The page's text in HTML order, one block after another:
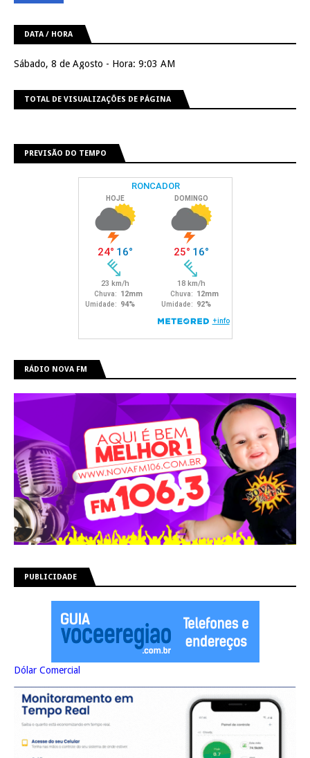
DATA / HORA
Sábado, 8 de Agosto - Hora: 9:03 AM
TOTAL DE VISUALIZAÇÕES DE PÁGINA
PREVISÃO DO TEMPO
RÁDIO NOVA FM
PUBLICIDADE
Dólar Comercial